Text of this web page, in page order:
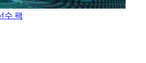
수 팩